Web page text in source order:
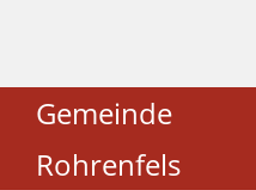
Gemeinde
Rohrenfels